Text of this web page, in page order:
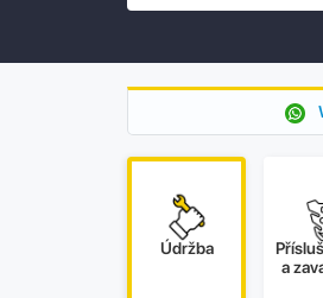
Údržba
a